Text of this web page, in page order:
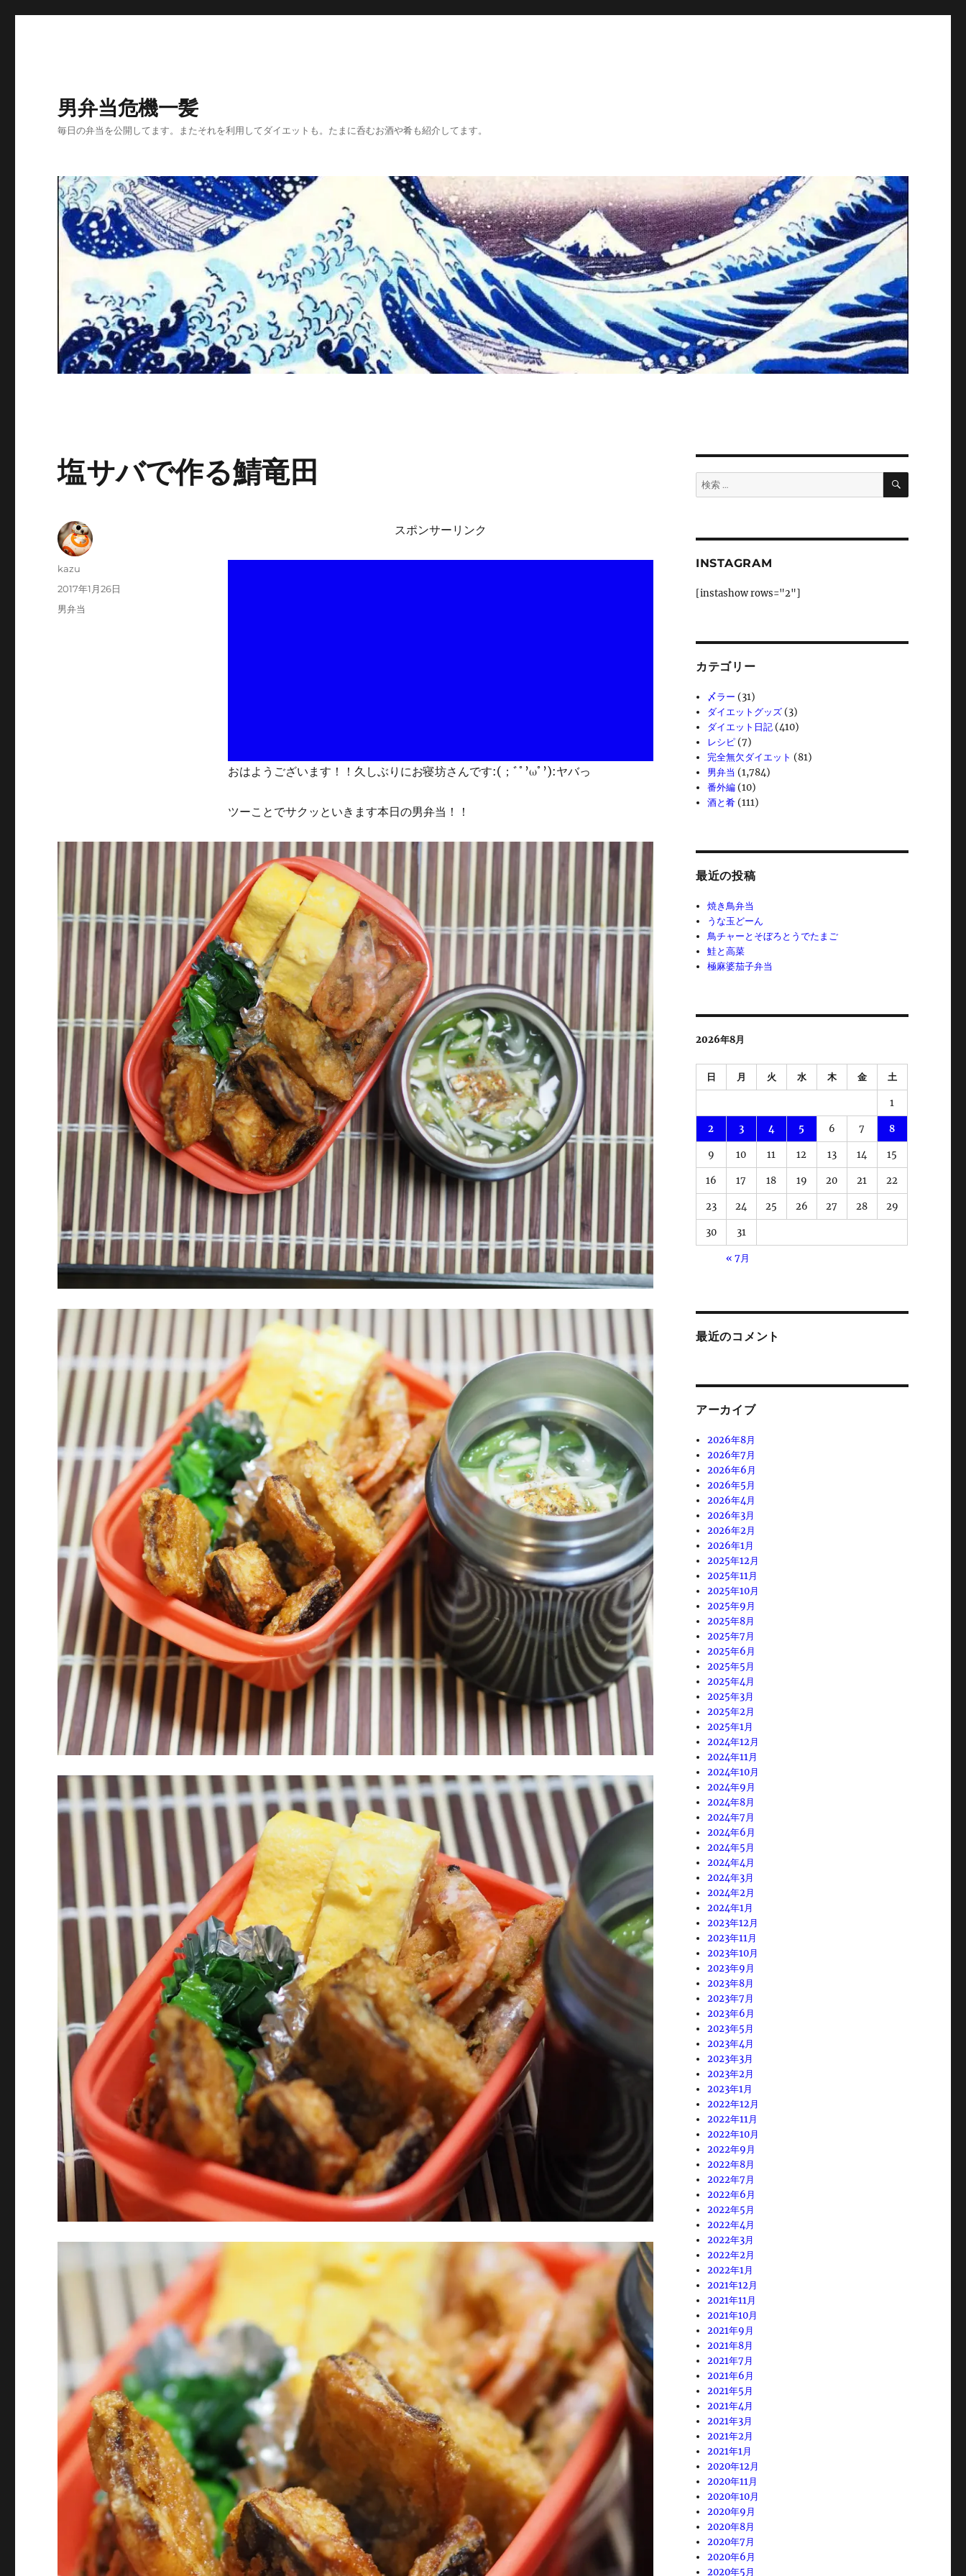
男弁当危機一髪
毎日の弁当を公開してます。またそれを利用してダイエットも。たまに呑むお酒や肴も紹介してます。
塩サバで作る鯖竜田
スポンサーリンク
おはようございます！！久しぶりにお寝坊さんです:(；ﾞﾟ’ωﾟ’):ヤバっ
ツーことでサクッといきます本日の男弁当！！
投
kazu
投
稿
2017年1月26日
カ
男弁当
検
索:
検
INSTAGRAM
[instashow rows="2"]
カテゴリー
〆ラー (31)
ダイエットグッズ (3)
ダイエット日記 (410)
レシピ (7)
完全無欠ダイエット (81)
男弁当 (1,784)
番外編 (10)
酒と肴 (111)
最近の投稿
焼き鳥弁当
うな玉どーん
鳥チャーとそぼろとうでたまご
鮭と高菜
極麻婆茄子弁当
2026年8月
日 月 火 水 木 金 土
1
2 3 4 5 6 7 8
9 10 11 12 13 14 15
16 17 18 19 20 21 22
23 24 25 26 27 28 29
30 31
« 7月
最近のコメント
アーカイブ
2026年8月
2026年7月
2026年6月
2026年5月
2026年4月
2026年3月
2026年2月
2026年1月
2025年12月
2025年11月
2025年10月
2025年9月
2025年8月
2025年7月
2025年6月
2025年5月
2025年4月
2025年3月
2025年2月
2025年1月
2024年12月
2024年11月
2024年10月
2024年9月
2024年8月
2024年7月
2024年6月
2024年5月
2024年4月
2024年3月
2024年2月
2024年1月
2023年12月
2023年11月
2023年10月
2023年9月
2023年8月
2023年7月
2023年6月
2023年5月
2023年4月
2023年3月
2023年2月
2023年1月
2022年12月
2022年11月
2022年10月
2022年9月
2022年8月
2022年7月
2022年6月
2022年5月
2022年4月
2022年3月
2022年2月
2022年1月
2021年12月
2021年11月
2021年10月
2021年9月
2021年8月
2021年7月
2021年6月
2021年5月
2021年4月
2021年3月
2021年2月
2021年1月
2020年12月
2020年11月
2020年10月
2020年9月
2020年8月
2020年7月
2020年6月
2020年5月